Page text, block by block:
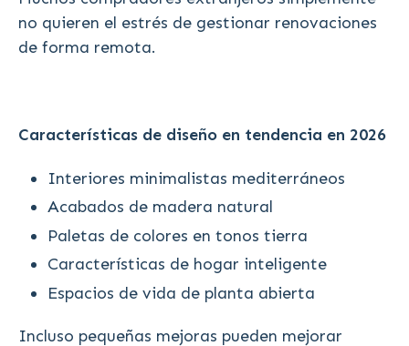
no quieren el estrés de gestionar renovaciones
de forma remota.
Características de diseño en tendencia en 2026
Interiores minimalistas mediterráneos
Acabados de madera natural
Paletas de colores en tonos tierra
Características de hogar inteligente
Espacios de vida de planta abierta
Incluso pequeñas mejoras pueden mejorar